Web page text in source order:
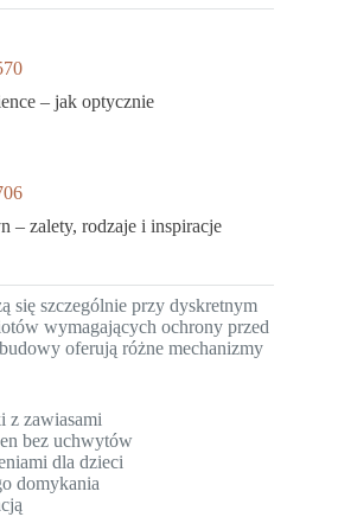
– jak optycznie
– zalety, rodzaje i inspiracje
się szczególnie przy dyskretnym
wymagających ochrony przed
oferują różne mechanizmy
z zawiasami
bez uchwytów
dla dzieci
domykania